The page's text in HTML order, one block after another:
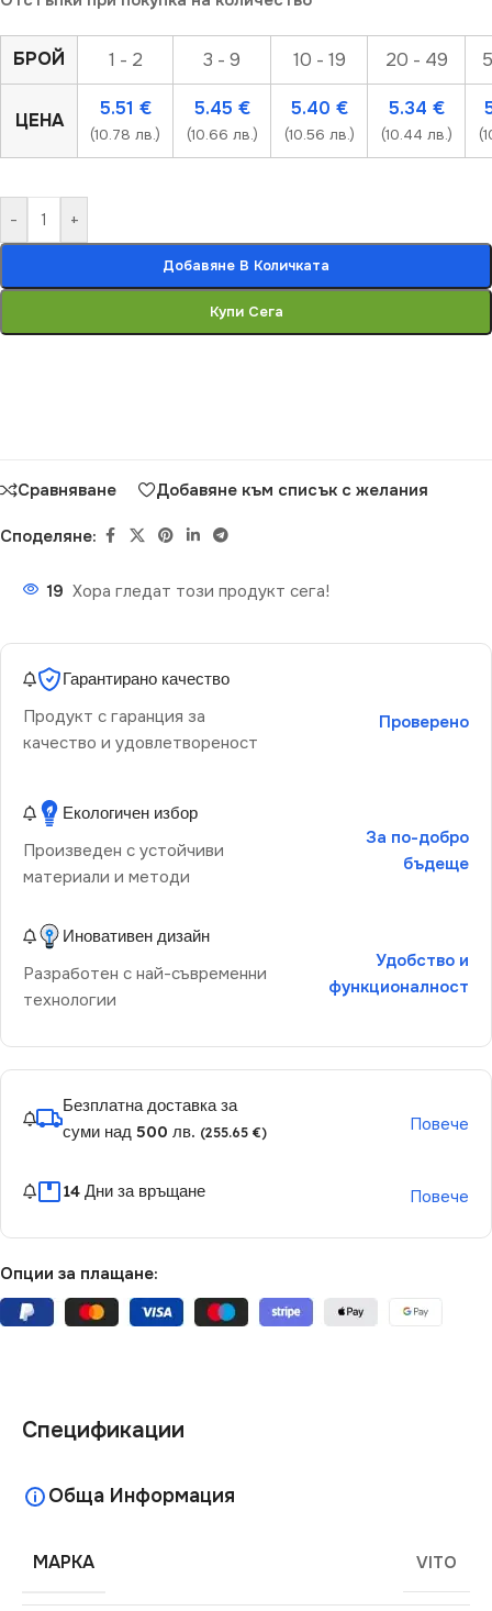
БРОЙ 1 - 2 3 - 9 10 - 19 20 - 49
ЦЕНА
5.51 €
(10.78 лв.)
5.45 €
(10.66 лв.)
5.40 €
(10.56 лв.)
5.34 €
(10.44 лв.)
- +
Добавяне В Количката
Купи Сега
Сравняване Добавяне към списък с желания
Споделяне:
19 Хора гледат този продукт сега!
Гарантирано качество
Продукт с гаранция за
качество и удовлетвореност
Проверено
Екологичен избор
Произведен с устойчиви
материали и методи
За по-добро
бъдеще
Иновативен дизайн
Разработен с най-съвременни
технологии
Удобство и
функционалност
Безплатна доставка за
суми над 500 лв. (255.65 €) Повече
14 Дни за връщане Повече
Опции за плащане:
Спецификации
Обща Информация
МАРКА VITO